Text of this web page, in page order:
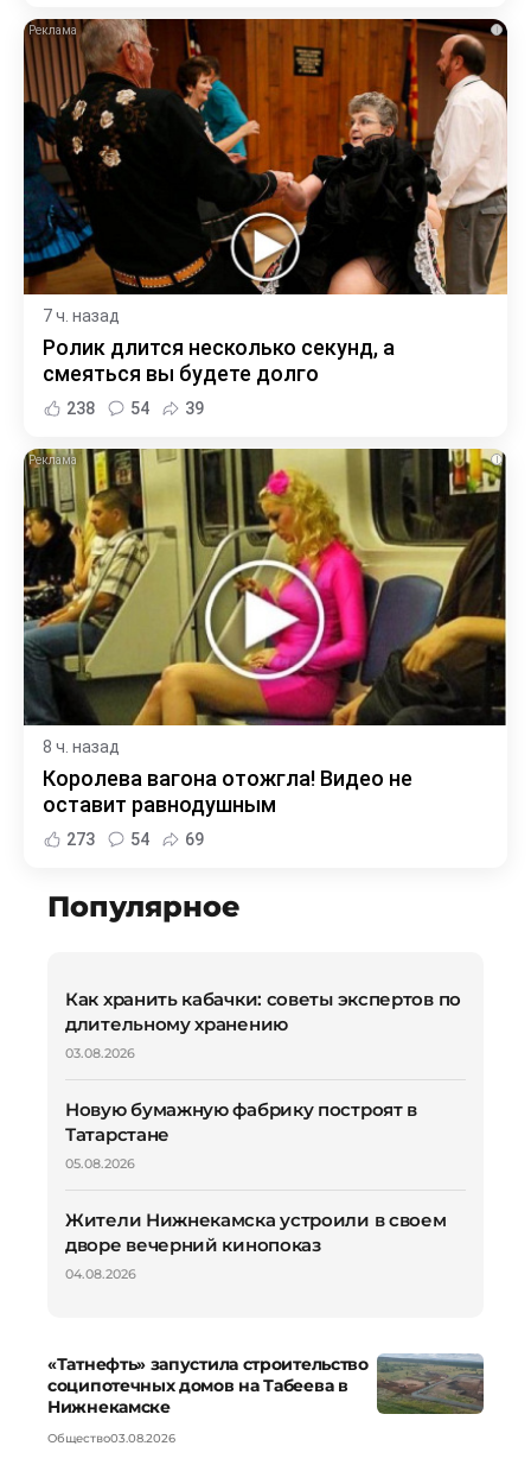
i
7 ч. назад
Ролик длится несколько секунд, а
смеяться вы будете долго
238 54 39
i
8 ч. назад
Королева вагона отожгла! Видео не
оставит равнодушным
273 54 69
Популярное
Как хранить кабачки: советы экспертов по
длительному хранению
03.08.2026
Новую бумажную фабрику построят в
Татарстане
05.08.2026
Жители Нижнекамска устроили в своем
дворе вечерний кинопоказ
04.08.2026
«Татнефть» запустила строительство
соципотечных домов на Табеева в
Нижнекамске
Общество03.08.2026